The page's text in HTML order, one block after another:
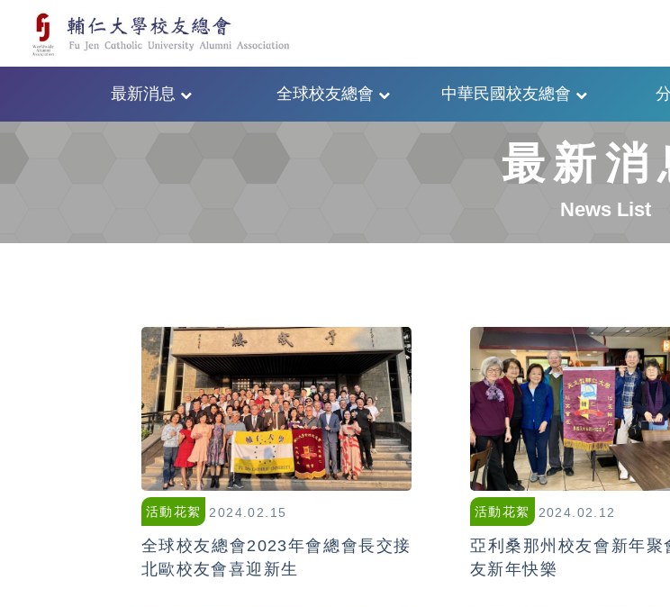
最新消息 全球校友總會 中華民國校友總會
最新消
News List
活動花絮 2024.02.15
全球校友總會2023年會總會長交接
北歐校友會喜迎新生
活動花絮 2024.02.12
亞利桑那州校友會新年聚
友新年快樂